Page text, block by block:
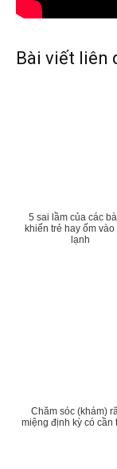
Bài viết liên
5 sai lầm của các
khiến trẻ hay ốm vào
lạnh
Chăm sóc (khám)
miệng định kỳ có cần